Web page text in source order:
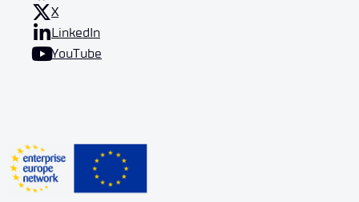
X
LinkedIn
YouTube